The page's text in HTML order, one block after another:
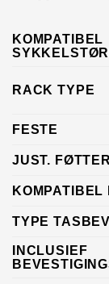
KOMPATIBEL
RACK TYPE
FESTE
JUST. FØTTER
KOMPATIBEL
TYPE
INCLUSIEF